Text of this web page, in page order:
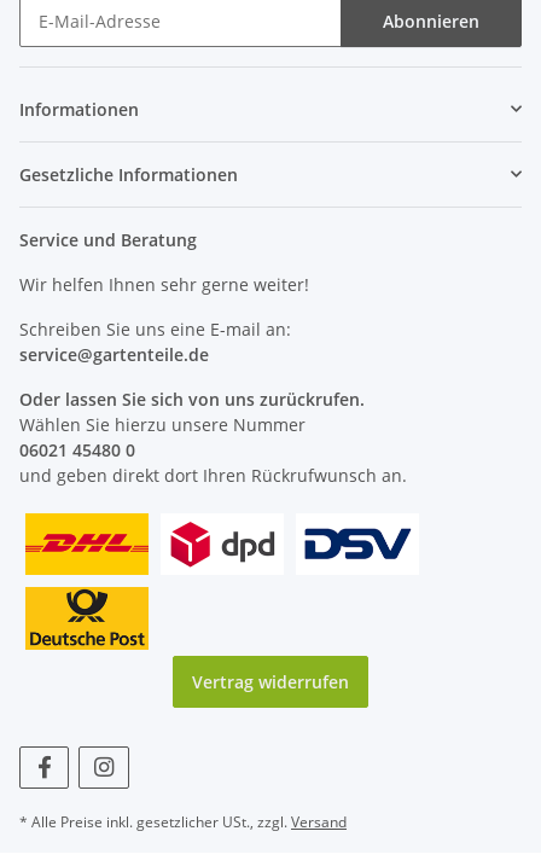
Abonnieren
Informationen
Gesetzliche Informationen
Service und Beratung
Wir helfen Ihnen sehr gerne weiter!
Schreiben Sie uns eine E-mail an:
service@gartenteile.de
Oder lassen Sie sich von uns zurückrufen.
Wählen Sie hierzu unsere Nummer
06021 45480 0
und geben direkt dort Ihren Rückrufwunsch an.
Vertrag widerrufen
* Alle Preise inkl. gesetzlicher USt., zzgl.Versand